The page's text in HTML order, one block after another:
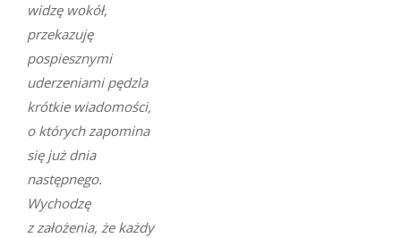
widzę wokół,
przekazuję
pospiesznymi
uderzeniami pędzla
krótkie wiadomości,
o których zapomina
się już dnia
następnego.
Wychodzę
z założenia, że każdy